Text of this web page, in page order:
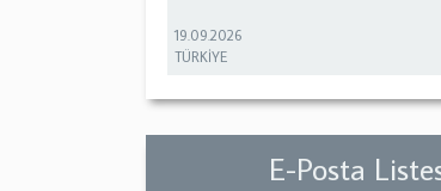
19.09.2026
TÜRKİYE
E-Posta